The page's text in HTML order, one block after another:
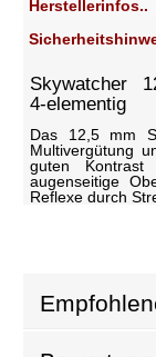
Herstellerinfos..
Skywatcher
4-elementig
Das 12,5 mm
Multivergütung
guten
augenseitige
Reflexe durch